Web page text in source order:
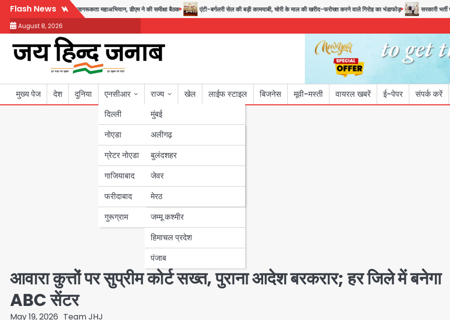
Skip
content
Flash News
चलेगा जन-जागरूकता महाअभियान, डीएम ने की समीक्षा बैठक एंटी-बर्गलरी सेल की बड़ी कामयाबी, चोरी के माल की खरीद-फरोख्त करने वाले गिरोह का भंडाफोड़ सरकारी भर्ती परीक्षाओं
August 8, 2026
मुख्य पेज देश दुनिया
एनसीआर
दिल्ली
नोएडा
ग्रेटर नोएडा
गाजियाबाद
फरीदाबाद
गुरूग्राम
राज्य
मुंबई
उत्तर प्रदेश
अलीगढ़
बुलंदशहर
जेवर
मेरठ
बिहार
पंजाब
हरियाणा
जम्मू कश्मीर
हिमाचल प्रदेश
पंजाब
खेल लाईफ स्टाइल बिजनेस मूवी-मस्ती वायरल खबरें ई-पेपर संपर्क करें
आवारा कुत्तों पर सुप्रीम कोर्ट सख्त, पुराना आदेश बरकरार; हर जिले में बनेगा
ABC सेंटर
May 19, 2026 Team JHJ